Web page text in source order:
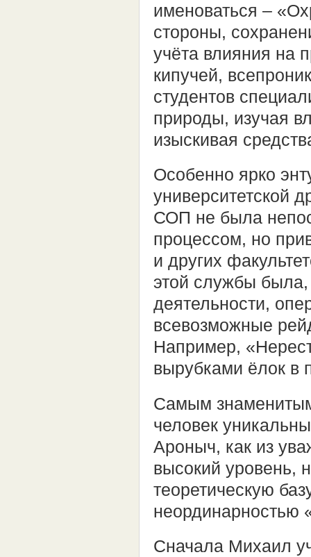
именоваться –
стороны,
учёта влияния на
кипучей,
студентов
природы, изучая
изыскивая
Особенно ярко
университетской
СОП не была
процессом, но
и других
этой службы была,
деятельности,
всевозможные
Например,
вырубками ёлок в
Самым
человек
Ароныч, как из
высокий уровень,
теоретическую
неординарностью
Сначала Михаил